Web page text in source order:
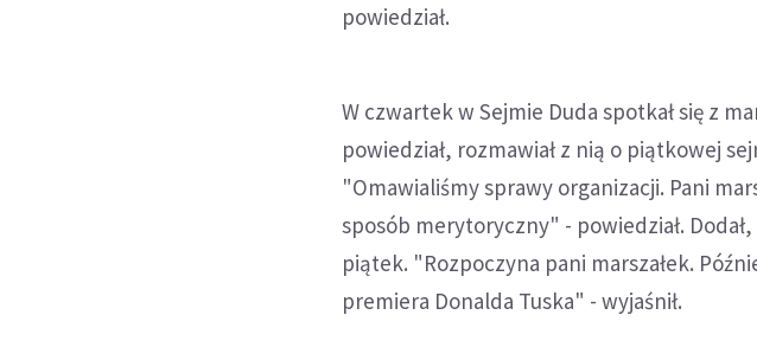
powiedział.
W czwartek w Sejmie Duda spotkał się z
powiedział, rozmawiał z nią o piątkowej
"Omawialiśmy sprawy organizacji. Pani
sposób merytoryczny" - powiedział.
piątek. "Rozpoczyna pani marszałek.
premiera Donalda Tuska" - wyjaśnił.